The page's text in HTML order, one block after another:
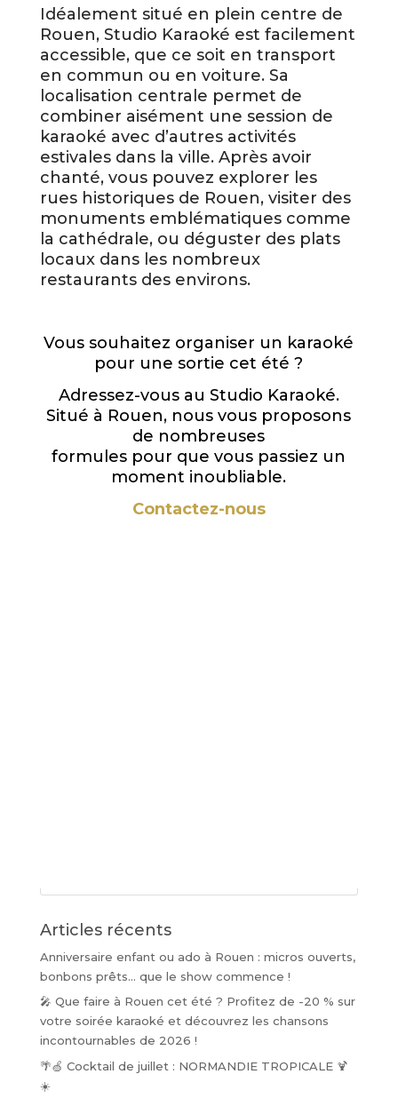
Idéalement situé en plein centre de
Rouen, Studio Karaoké est facilement
accessible, que ce soit en transport
en commun ou en voiture. Sa
localisation centrale permet de
combiner aisément une session de
karaoké avec d’autres activités
estivales dans la ville. Après avoir
chanté, vous pouvez explorer les
rues historiques de Rouen, visiter des
monuments emblématiques comme
la cathédrale, ou déguster des plats
locaux dans les nombreux
restaurants des environs.
Vous souhaitez organiser un karaoké
pour une sortie cet été ?
Adressez-vous au Studio Karaoké.
Situé à Rouen, nous vous proposons
de nombreuses
formules pour que vous passiez un
moment inoubliable.
Contactez-nous
Articles récents
Anniversaire enfant ou ado à Rouen : micros ouverts,
bonbons prêts… que le show commence !
🎤 Que faire à Rouen cet été ? Profitez de -20 % sur
votre soirée karaoké et découvrez les chansons
incontournables de 2026 !
🌴🍏 Cocktail de juillet : NORMANDIE TROPICALE 🍹
☀️